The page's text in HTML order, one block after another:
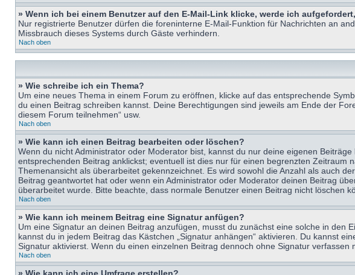
» Wenn ich bei einem Benutzer auf den E-Mail-Link klicke, werde ich
Nur registrierte Benutzer dürfen die foreninterne E-Mail-Funktion für Nachrichten an
Missbrauch dieses Systems durch Gäste verhindern.
Nach oben
» Wie schreibe ich ein Thema?
Um eine neues Thema in einem Forum zu eröffnen, klicke auf das entsprechende
du einen Beitrag schreiben kannst. Deine Berechtigungen sind jeweils am Ende der
diesem Forum teilnehmen“ usw.
Nach oben
» Wie kann ich einen Beitrag bearbeiten oder löschen?
Wenn du nicht Administrator oder Moderator bist, kannst du nur deine eigenen
entsprechenden Beitrag anklickst; eventuell ist dies nur für einen begrenzten
Themenansicht als überarbeitet gekennzeichnet. Es wird sowohl die Anzahl als auch
Beitrag geantwortet hat oder wenn ein Administrator oder Moderator deinen Beitrag
überarbeitet wurde. Bitte beachte, dass normale Benutzer einen Beitrag nicht löschen
Nach oben
» Wie kann ich meinem Beitrag eine Signatur anfügen?
Um eine Signatur an deinen Beitrag anzufügen, musst du zunächst eine solche in den
kannst du in jedem Beitrag das Kästchen „Signatur anhängen“ aktivieren. Du kannst
Signatur aktivierst. Wenn du einen einzelnen Beitrag dennoch ohne Signatur
Nach oben